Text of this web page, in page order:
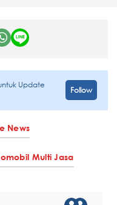
Update
Follow
News
Multi Jasa